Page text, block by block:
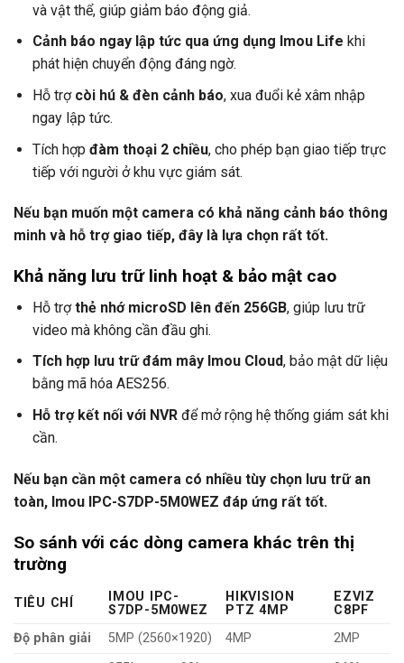
và vật thể, giúp giảm báo động giả.
Cảnh báo ngay lập tức qua ứng dụng Imou Life khi
phát hiện chuyển động đáng ngờ.
Hỗ trợ còi hú & đèn cảnh báo, xua đuổi kẻ xâm nhập
ngay lập tức.
Tích hợp đàm thoại 2 chiều, cho phép bạn giao tiếp trực
tiếp với người ở khu vực giám sát.
Nếu bạn muốn một camera có khả năng cảnh báo thông
minh và hỗ trợ giao tiếp, đây là lựa chọn rất tốt.
Khả năng lưu trữ linh hoạt & bảo mật cao
Hỗ trợthẻ nhớ microSD lên đến 256GB, giúp lưu trữ
video mà không cần đầu ghi.
Tích hợp lưu trữ đám mây Imou Cloud, bảo mật dữ liệu
bằng mã hóa AES256.
Hỗ trợ kết nối với NVRđể mở rộng hệ thống giám sát khi
cần.
Nếu bạn cần một camera có nhiều tùy chọn lưu trữ an
toàn, Imou IPC-S7DP-5M0WEZ đáp ứng rất tốt.
So sánh với các dòng camera khác trên thị
trường
TIÊU CHÍ
IMOU IPC-
S7DP-5M0WEZ
HIKVISION
PTZ 4MP
EZVIZ
C8PF
Độ phân giải
5MP (2560×1920) 4MP
2MP